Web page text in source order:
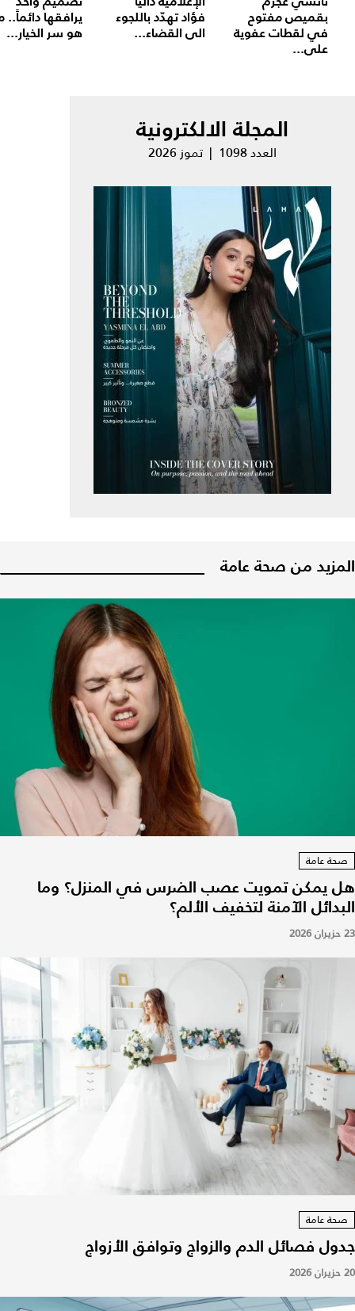
بقميص مفتوح
في لقطات عفوية
على...
فؤاد تهدّد باللجوء
الى القضاء...
يرافقها دائماً..
هو سر الخيار...
المجلة الالكترونية
العدد 1098 | تموز 2026
المزيد من صحة عامة
صحة عامة
هل يمكن تمويت عصب الضرس في المنزل؟ وما
البدائل الآمنة لتخفيف الألم؟
23 حزيران 2026
صحة عامة
جدول فصائل الدم والزواج وتوافق الأزواج
20 حزيران 2026